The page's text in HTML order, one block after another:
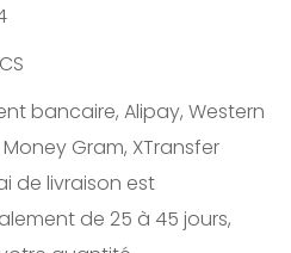
bancaire, Alipay, Western
Gram, XTransfer
de livraison est
de 25 à 45 jours,